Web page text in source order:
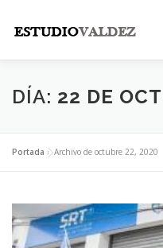
contenido
INICIO
LEGALES
DÍA: 22 DE
Portada »Archivo de octubre 22, 2020